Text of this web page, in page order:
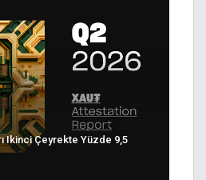
Ikinci Çeyrekte Yüzde 9,5